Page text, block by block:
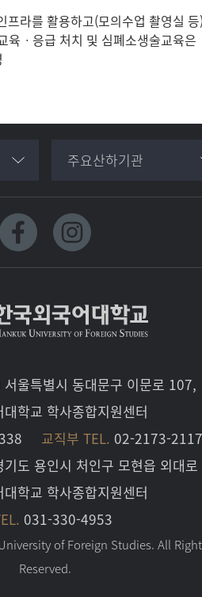
프라를 활용하고(모의수업 촬영실
육ㆍ응급 처치 및 심폐소생술교육은
주요산하기관
울특별시 동대문구 이문로 107,
대학교 학사종합지원센터
교직부 TEL. 02-2173-
도 용인시 처인구 모현읍 외대
대학교 학사종합지원센터
031-330-4953
of Foreign Studies. All
Reserved.